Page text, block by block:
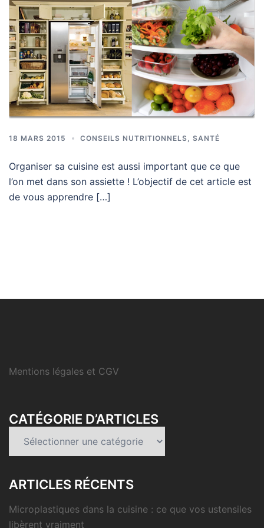
18 MARS 2015 CONSEILS NUTRITIONNELS SANTÉ
Organiser sa cuisine est aussi important que ce que
l’on met dans son assiette ! L’objectif de cet article est
de vous apprendre […]
Mentions légales et CGV
CATÉGORIE D’ARTICLES
d’articles
ARTICLES RÉCENTS
Microplastiques dans la cuisine : ce que vos ustensiles
libèrent vraiment